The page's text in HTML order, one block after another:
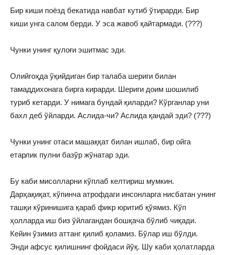
Бир киши поёзд бекатида навбат кутиб ўтирарди. Бир
киши унга салом берди. У эса жавоб қайтармади. (???)
Чунки унинг қулоғи эшитмас эди.
Олийгоҳда ўқийдиган бир талаба шериги билан
тамаддихонага бирга кирарди. Шериги доим шошилиб
туриб кетарди. У нимага бундай қиларди? Кўрганлар уни
бахл деб ўйларди. Аслида-чи? Аслида қандай эди? (???)
Чунки унинг отаси машаққат билан ишлаб, бир ойга
етарлик пулни базўр жўнатар эди.
Бу каби мисолларни кўплаб келтириш мумкин.
Дарҳақиқат, кўпинча атрофдаги инсонларга нисбатан унинг
ташқи кўринишига қараб фикр юритиб қўямиз. Кўп
ҳолларда иш биз ўйлагандан бошқача бўлиб чиқади.
Кейин ўзимиз аттанг қилиб қоламиз. Бўлар иш бўлди.
Энди афсус қилишнинг фойдаси йўқ. Шу каби ҳолатларда